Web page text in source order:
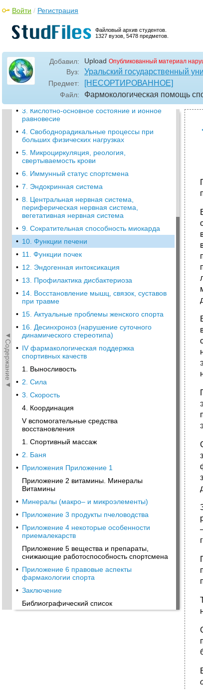
Файловый архив студентов.
1327 вузов, 5478 предметов.
Войти / Регистрация
Добавил: Upload Опубликованный материал
Вуз: Уральский государственный
Предмет: [НЕСОРТИРОВАННОЕ]
Файл: Фармокологическая помощь
◄Содержание◄
3. Дополнительные факторы
• 7. Ятрогения («наведенные» болезни).
молекулярном уровне
• III коррекция факторов, ограничивающих
работоспособность спортсмена
1. Энергообеспечение мышц
2. Клеточное дыхание работающих мышц
• 3. Кислотно-основное состояние и ионное
равновесие
• 4. Свободнорадикальные процессы при
больших физических нагрузках
• 5. Микроциркуляция, реология,
свертываемость крови
• 6. Иммунный статус спортсмена
• 7. Эндокринная система
• 8. Центральная нервная система,
периферическая нервная система,
вегетативная нервная система
• 9. Сократительная способность миокарда
• 10. Функции печени
• 11. Функции почек
• 12. Эндогенная интоксикация
• 13. Профилактика дисбактериоза
• 14. Восстановление мышц, связок, суставов
при травме
• 15. Актуальные проблемы женского спорта
• 16. Десинхроноз (нарушение суточного
динамического стереотипа)
• IV фармакологическая поддержка
спортивных качеств
1. Выносливость
• 2. Сила
• 3. Скорость
4. Координация
V вспомогательные средства
восстановления
1. Спортивный массаж
• 2. Баня
• Приложения Приложение 1
Приложение 2 витамины. Минералы
Витамины
• Минералы (макро– и микроэлементы)
• Приложение 3 продукты пчеловодства
• Приложение 4 некоторые особенности
приемалекарств
Приложение 5 вещества и препараты,
снижающие работоспособность спортсмена
• Приложение 6 правовые аспекты
фармакологии спорта
• Заключение
Библиографический список